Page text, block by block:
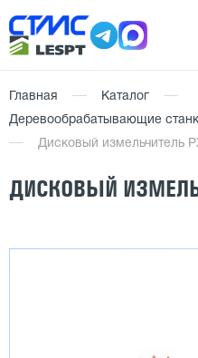
Главная
Каталог
Деревообрабатывающие
Дисковый измельчитель
ДИСКОВЫЙ